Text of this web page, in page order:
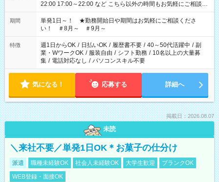
22:00 17:00～22:00 など こちら以外の時間もお気軽にご相談く
ださい！
期間
単発1日～！ ★勤務開始日や期間はお気軽にご相談くださ
い！ ＃8月～ ＃9月～
特徴 週1日からOK / 日払いOK / 履歴書不要 / 40～50代活躍中 / 副
業・WワークOK / 服装自由 / シフト勤務 / 10名以上の大量募
集 / 電話対応なし / パソコンスキル不要
気になる！ 応募する 詳細へ
掲載日：2026.08.07
未読
＼来社不要／単発1日OK＊お菓子の仕分け
派遣 職種未経験OK 社会人未経験OK 大学生歓迎
ブランクOK
WEB登録・面接OK